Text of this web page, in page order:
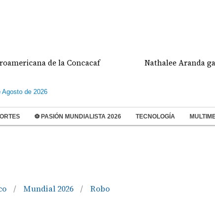
de la Concacaf Nathalee Aranda gana
de 2026
⚽ PASIÓN MUNDIALISTA 2026 TECNOLOGÍA
/ Mundial 2026 / Robo